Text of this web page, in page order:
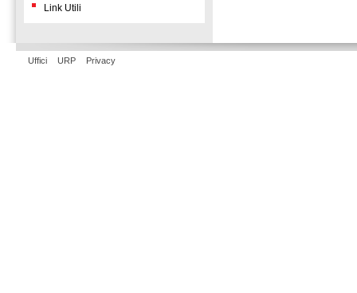
Link Utili
Uffici URP Privacy